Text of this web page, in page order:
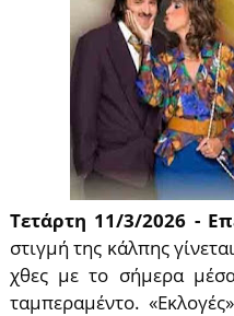
Τετάρτη 11/3/2026 -
στιγμή της κάλπης
χθες με το σήμερα
ταμπεραμέντο.